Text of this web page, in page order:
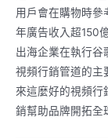
用戶會在購物時參
年廣告收入超150
出海企業在執行谷
視頻行銷管道的主
來這麼好的視頻行
銷幫助品牌開拓全